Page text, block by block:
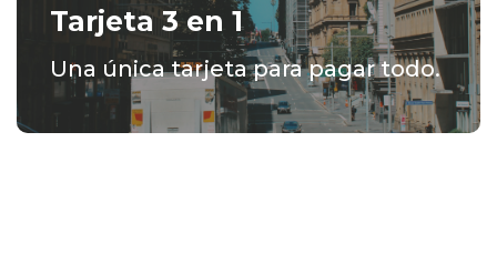
Tarjeta 3 en 1
Una única tarjeta para pagar todo.